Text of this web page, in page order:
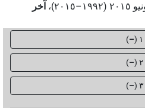
، آخر
–
)
–
)
–
)